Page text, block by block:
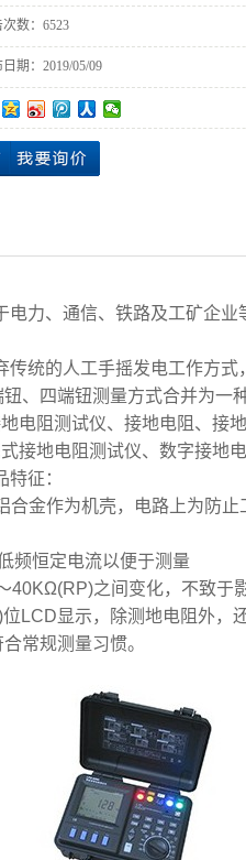
数： 6523
期： 2019/05/09
力、通信、铁路及工矿企业
的人工手摇发电工作方式
、四端钮测量方式合并为一
阻测试仪、接地电阻、接
接地电阻测试仪、数字接地
征：
金作为机壳，电路上为防止
恒定电流以便于测量
之间变化，不致于
显示，除测地电阻外，
常规测量习惯。